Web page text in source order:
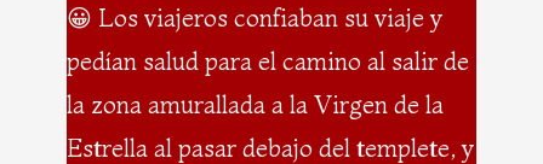
😀 Los viajeros confiaban su viaje y
pedían salud para el camino al salir de
la zona amurallada a la Virgen de la
Estrella al pasar debajo del templete, y